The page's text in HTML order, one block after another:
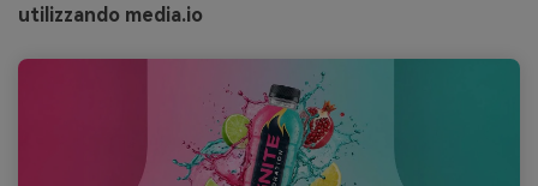
utilizzando media.io